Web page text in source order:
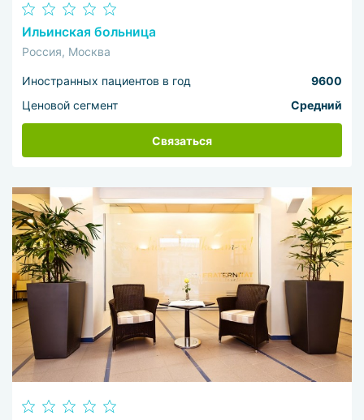
Ильинская больница
Россия, Москва
Иностранных пациентов в год
9600
Ценовой сегмент
Средний
Связаться